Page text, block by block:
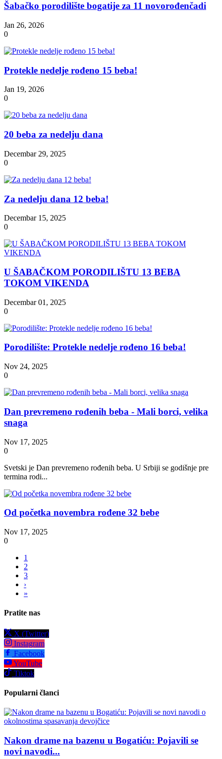
Šabačko porodilište bogatije za 11 novorođenčadi
Jan 26, 2026
0
Protekle nedelje rođeno 15 beba!
Jan 19, 2026
0
20 beba za nedelju dana
Decembar 29, 2025
0
Za nedelju dana 12 beba!
Decembar 15, 2025
0
U ŠABAČKOM PORODILIŠTU 13 BEBA
TOKOM VIKENDA
Decembar 01, 2025
0
Porodilište: Protekle nedelje rođeno 16 beba!
Nov 24, 2025
0
Dan prevremeno rođenih beba - Mali borci, velika
snaga
Nov 17, 2025
0
Svetski je Dan prevremeno rođenih beba. U Srbiji se godišnje pre
termina rodi...
Od početka novembra rođene 32 bebe
Nov 17, 2025
0
1
2
3
›
»
Pratite nas
X (Twitter)
Instagram
Facebook
YouTube
Tiktok
Popularni članci
Nakon drame na bazenu u Bogatiću: Pojavili se
novi navodi...